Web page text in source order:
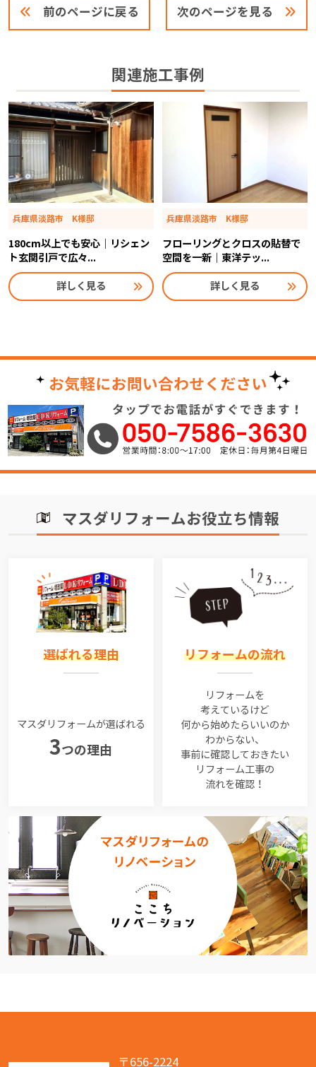
前のページに戻る 次のページを見る
関連施工事例
兵庫県淡路市 K様邸
180cm以上でも安心｜リシェン
ト玄関引戸で広々...
詳しく見る
兵庫県淡路市 K様邸
フローリングとクロスの貼替で
空間を一新｜東洋テッ...
詳しく見る
マスダリフォームお役立ち情報
選ばれる理由
マスダリフォームが選ばれる
3つの理由
リフォームの流れ
リフォームを
考えているけど
何から始めたらいいのか
わからない、
事前に確認しておきたい
リフォーム工事の
流れを確認！
〒656-2224